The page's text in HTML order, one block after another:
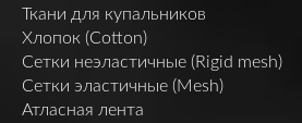
Ткани для купальников
Хлопок (Cotton)
Сетки неэластичные (Rigid mesh)
Сетки эластичные (Mesh)
Атласная лента